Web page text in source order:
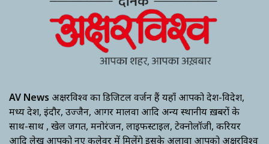
AV News अक्षरविश्व का डिजिटल वर्जन हैं यहाँ आपको देश-विदेश,
मध्य प्रदेश, इंदौर, उज्जैन, आगर मालवा आदि अन्य स्थानीय ख़बरों के
साथ-साथ , खेल जगत, मनोरंजन, लाइफस्टाइल, टेक्नोलॉजी, करियर
आदि लेख आपको नए कलेवर में मिलेंगे इसके अलावा आपको अक्षरविश्व